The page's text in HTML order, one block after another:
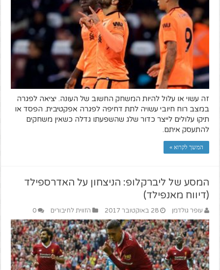
זה עשוי או עלול להיות המשחק החשוב של העונה. יציאה לפגרה
במצב רוח חיובי עשויה לתת דחיפה לפגרה אפקטיבית. הפסד או
תיקו עלולים לייצר כדור שלג שהשפעתו גדלה כשאין משחקים
להתעסק איתם.
המשך לקרוא »
המסע של ליברקלופ: הניצחון על האדרספילד
(דיווח מאנפילד)
עופר גולדמן 28 באוקטובר 2017 הזווית לחיבורים 0